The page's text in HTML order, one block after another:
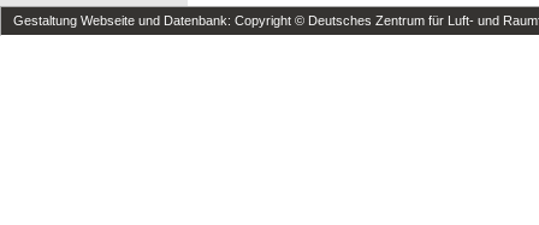
Gestaltung Webseite und Datenbank: Copyright © Deutsches Zentrum für Luft- und